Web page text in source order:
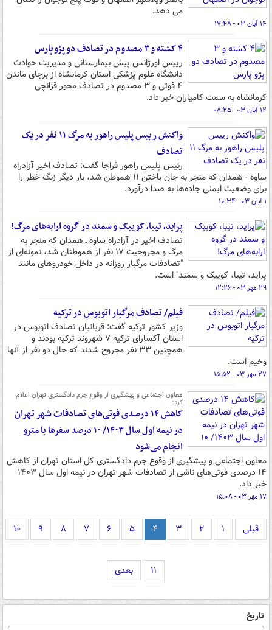
می دهد.
۱۴ آبان ۰۳ - ۱۷:۴۸
۴ کشته و ۳ مصدوم در تصادف دو پژو پارس
رییس اورژانس پیش بیمارستانی و مدیریت حوادث
دانشگاه علوم پزشکی استان کرمانشاه از برجای ماندن
۴ فوتی و ۳ مصدوم در تصادف محور قزانچی
کرمانشاه به سمت کامیاران خبر داد.
۱۲ آبان ۰۳ - ۰۸:۲۵
واکنش رییس پلیس راهور به مرگ ۱۱ نفر در یک
تصادف
رئیس پلیس راهور فراجا گفت: تصادف اخیر آزادراه
ساوه - همدان که منجر به جان باختن ۱۱ هموطن شد، بار دیگر زنگ خطر را
برای وضعیت ایمنی جاده‌ها به صدا درآورد.
۱ آبان ۰۳ - ۱۰:۳۴
پراید، تیبا، کوییک و سمند در گروه ارابه‌های مرگ!
تصادف اخیر در آزادراه ساوه ـ همدان که منجر به
مرگ و مجروحیت ۱۷ نفر از هموطنان شد، نمونه‌ای از
"تصادفات مرگبار روزانه در داخل خودروهای مانند
پراید، تیبا، کوییک و سمند" است.
۲۹ مهر ۰۳ - ۱۲:۲۶
فیلم/ تصادف مرگبار اتوبوس در ترکیه
وزیر کشور ترکیه گفت: قربانیان تصادف اتوبوس در
استان آکسارای ترکیه ۷ شهروند ترکیه بودند و
همچنین ۳۳ نفر مجروح شدند که حال دو نفر از آنها
وخیم است.
۲۷ مهر ۰۳ - ۱۵:۵۲
معاون اجتماعی و پیشگیری از وقوع جرم دادگستری تهران اعلام
کرد؛
کاهش ۱۴ درصدی فوتی‌های تصادفات شهر تهران
در نیمه اول سال ۱۴۰۳/ ۱۰ درصد سفرها با مترو
انجام می‌شود
معاون اجتماعی و پیشگیری از وقوع جرم دادگستری کل استان تهران از کاهش
۱۴ درصدی فوتی‌های ناشی از تصادفات شهر تهران در نیمه اول سال ۱۴۰۳
خبر داد.
۱۷ مهر ۰۳ - ۱۵:۰۸
قبلی ۱ ۲ ۳ ۴ ۵ ۶ ۷ ۸ ۹ ۱۰
۱۱ بعدی
تاریخ